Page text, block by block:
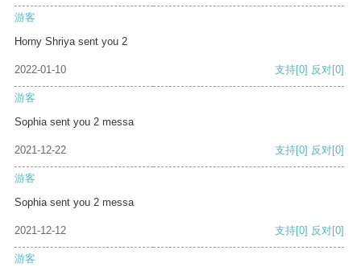
游客
Horny Shriya sent you 2
2022-01-10 支持[0] 反对[0]
游客
Sophia sent you 2 messa
2021-12-22 支持[0] 反对[0]
游客
Sophia sent you 2 messa
2021-12-12 支持[0] 反对[0]
游客